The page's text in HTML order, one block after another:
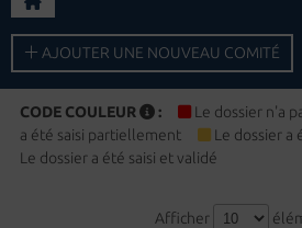
AJOUTER UNE NOUVEAU COMITÉ
CODE COULEUR : Le dossier n'a
a été saisi partiellement
Le dossier a
Le dossier a été saisi et validé
Afficher